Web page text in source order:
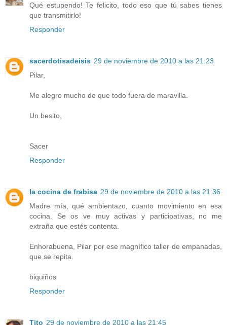
Qué estupendo! Te felicito, todo eso que tú sabes tienes
que transmitirlo!
Responder
sacerdotisadeisis 29 de noviembre de 2010 a las 21:23
Pilar,
Me alegro mucho de que todo fuera de maravilla.
Un besito,
Sacer
Responder
la cocina de frabisa 29 de noviembre de 2010 a las 21:36
Madre mía, qué ambientazo, cuanto movimiento en esa
cocina. Se os ve muy activas y participativas, no me
extraña que estés contenta.
Enhorabuena, Pilar por ese magnífico taller de empanadas,
que se repita.
biquiños
Responder
Tito 29 de noviembre de 2010 a las 21:45